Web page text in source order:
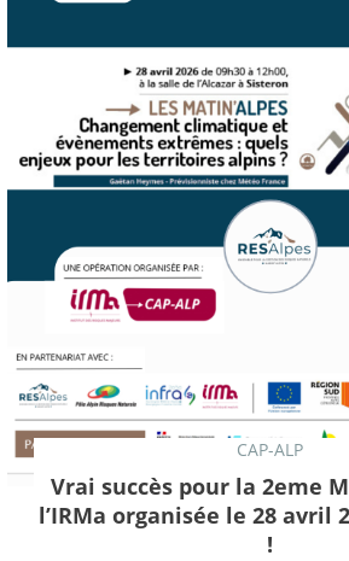
CAP-ALP
Vrai succès pour la 2eme
l’IRMa organisée le 28 avril
!